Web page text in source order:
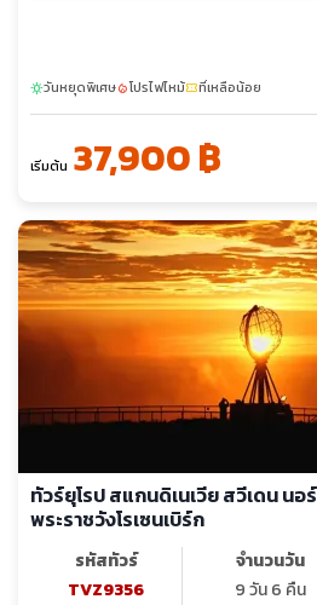
sunnyวันหยุดพิเศษlocal_fire_departmentโปรไฟไหม้confirmation_numberที่เหลือน้อย
เริ่มต้น 37,900 ฿
ทัวร์ยุโรป สแกนดิเนเวีย สวีเดน นอ
พระราชวังโรเซนเบิร์ก
รหัสทัวร์
TVZ9356
จำนวนวัน
9 วัน 6 คืน